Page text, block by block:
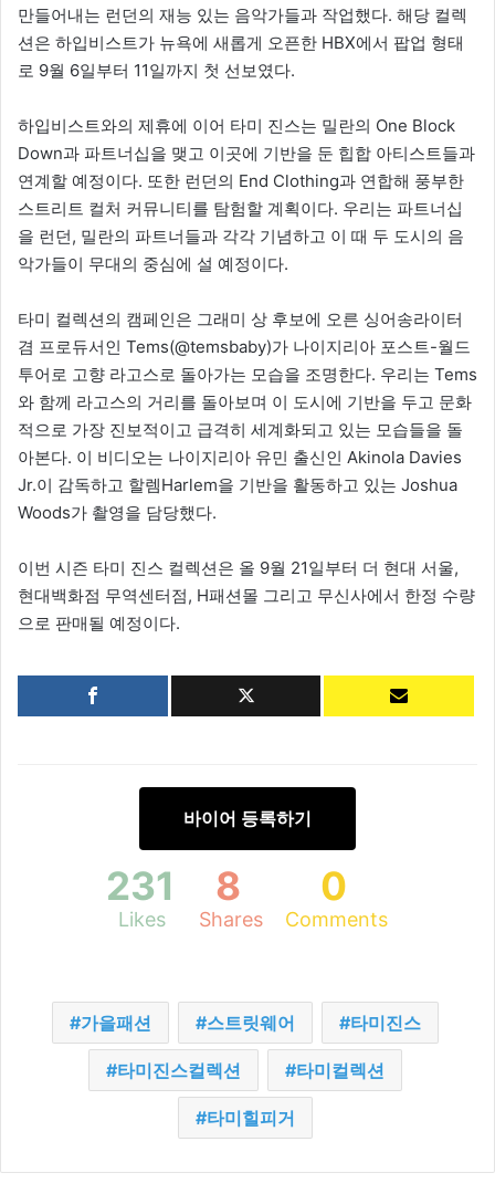
만들어내는 런던의 재능 있는 음악가들과 작업했다. 해당 컬렉
션은 하입비스트가 뉴욕에 새롭게 오픈한 HBX에서 팝업 형태
로 9월 6일부터 11일까지 첫 선보였다.
하입비스트와의 제휴에 이어 타미 진스는 밀란의 One Block
Down과 파트너십을 맺고 이곳에 기반을 둔 힙합 아티스트들과
연계할 예정이다. 또한 런던의 End Clothing과 연합해 풍부한
스트리트 컬처 커뮤니티를 탐험할 계획이다. 우리는 파트너십
을 런던, 밀란의 파트너들과 각각 기념하고 이 때 두 도시의 음
악가들이 무대의 중심에 설 예정이다.
타미 컬렉션의 캠페인은 그래미 상 후보에 오른 싱어송라이터
겸 프로듀서인 Tems(@temsbaby)가 나이지리아 포스트-월드
투어로 고향 라고스로 돌아가는 모습을 조명한다. 우리는 Tems
와 함께 라고스의 거리를 돌아보며 이 도시에 기반을 두고 문화
적으로 가장 진보적이고 급격히 세계화되고 있는 모습들을 돌
아본다. 이 비디오는 나이지리아 유민 출신인 Akinola Davies
Jr.이 감독하고 할렘Harlem을 기반을 활동하고 있는 Joshua
Woods가 촬영을 담당했다.
이번 시즌 타미 진스 컬렉션은 올 9월 21일부터 더 현대 서울,
현대백화점 무역센터점, H패션몰 그리고 무신사에서 한정 수량
으로 판매될 예정이다.
바이어 등록하기
231
Likes
8
Shares
0
Comments
가을패션 스트릿웨어 타미진스
타미진스컬렉션 타미컬렉션
타미힐피거